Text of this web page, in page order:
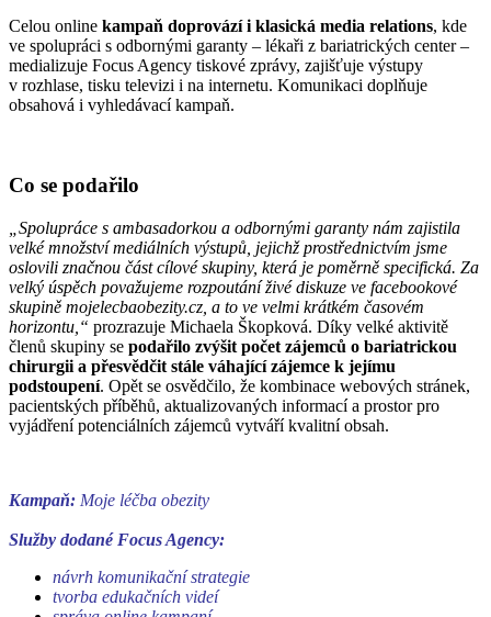
Celou online kampaň doprovází i klasická media relations, kde
ve spolupráci s odbornými garanty – lékaři z bariatrických center –
medializuje Focus Agency tiskové zprávy, zajišťuje výstupy
v rozhlase, tisku televizi i na internetu. Komunikaci doplňuje
obsahová i vyhledávací kampaň.
Co se podařilo
„Spolupráce s ambasadorkou a odbornými garanty nám zajistila
velké množství mediálních výstupů, jejichž prostřednictvím jsme
oslovili značnou část cílové skupiny, která je poměrně specifická. Za
velký úspěch považujeme rozpoutání živé diskuze ve facebookové
skupině mojelecbaobezity.cz, a to ve velmi krátkém časovém
horizontu,“ prozrazuje Michaela Škopková. Díky velké aktivitě
členů skupiny se podařilo zvýšit počet zájemců o bariatrickou
chirurgii a přesvědčit stále váhající zájemce k jejímu
podstoupení. Opět se osvědčilo, že kombinace webových stránek,
pacientských příběhů, aktualizovaných informací a prostor pro
vyjádření potenciálních zájemců vytváří kvalitní obsah.
Kampaň: Moje léčba obezity
Služby dodané Focus Agency:
návrh komunikační strategie
tvorba edukačních videí